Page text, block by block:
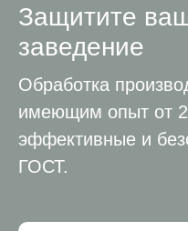
Защитите
заведение
Обработка
имеющим опыт от 2
эффективные и
ГОСТ.